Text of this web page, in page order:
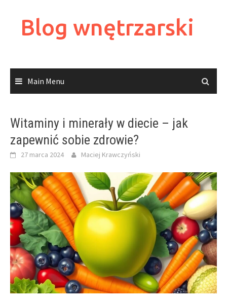
contentBlog wnętrzarski
Main Menu
Witaminy i minerały w diecie – jak
zapewnić sobie zdrowie?
27 marca 2024 Maciej Krawczyński